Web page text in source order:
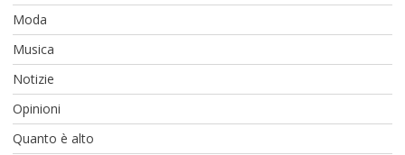
Moda
Musica
Notizie
Opinioni
Quanto è alto